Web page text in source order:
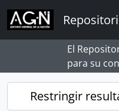
Skip to main content
El
para su
Restringir